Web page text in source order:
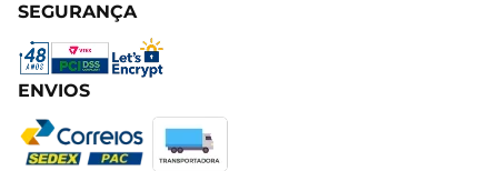
SEGURANÇA
ENVIOS